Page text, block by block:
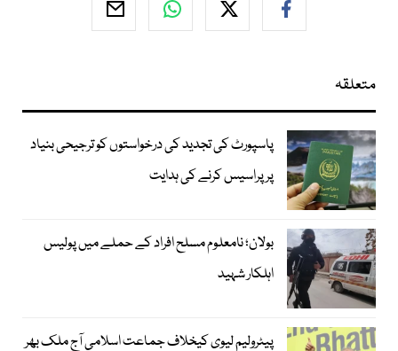
متعلقہ
پاسپورٹ کی تجدید کی درخواستوں کو ترجیحی بنیاد
پر پراسیس کرنے کی ہدایت
بولان؛ نامعلوم مسلح افراد کے حملے میں پولیس
اہلکار شہید
پیٹرولیم لیوی کیخلاف جماعت اسلامی آج ملک بھر